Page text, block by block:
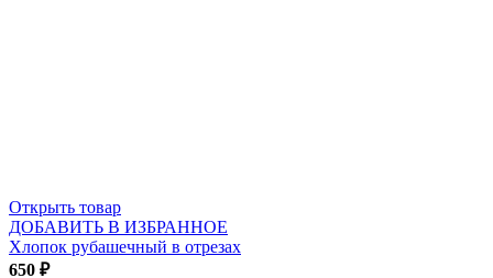
Открыть товар
ДОБАВИТЬ В ИЗБРАННОЕ
Хлопок рубашечный в отрезах
650 ₽